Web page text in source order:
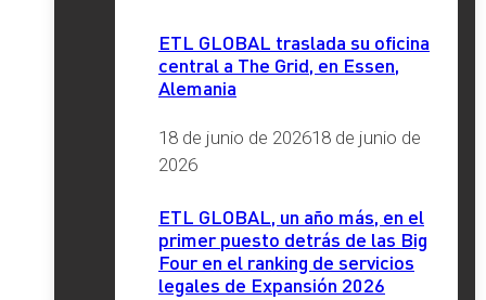
ETL GLOBAL traslada su oficina
central a The Grid, en Essen,
Alemania
18 de junio de 202618 de junio de
2026
ETL GLOBAL, un año más, en el
primer puesto detrás de las Big
Four en el ranking de servicios
legales de Expansión 2026